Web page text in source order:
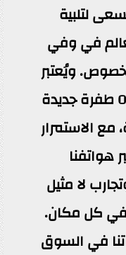
لتلبية
في وفي
ويُعتبر
إطلاق سلسلة OPPO Reno11 طفرة جديدة
الاستمرار
هواتفنا
لا مثيل
في كل مكان.
في السوق